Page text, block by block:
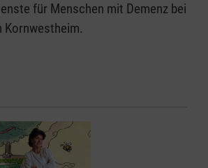
für Menschen mit Demenz bei
Kornwestheim.